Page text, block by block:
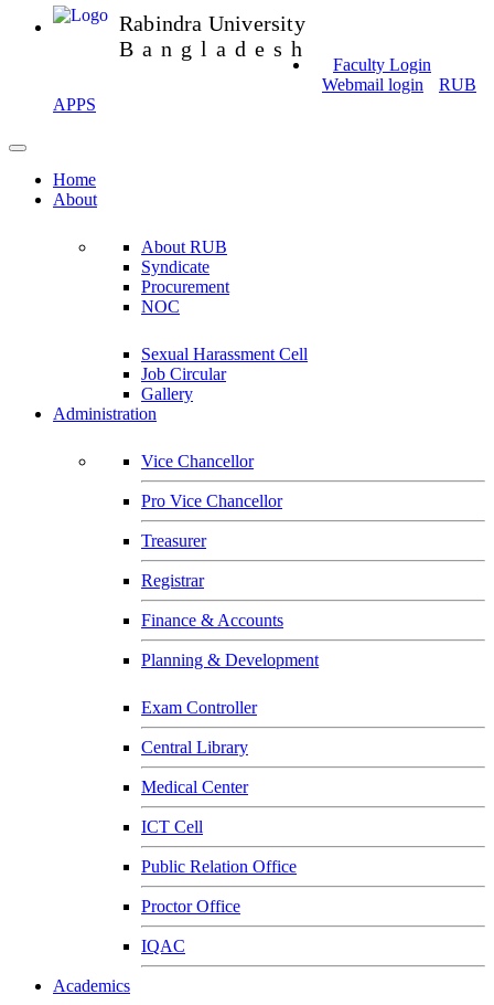
Rabindra University
Bangladesh
Faculty Login
Webmail login
RUB
APPS
Home
About
About RUB
Syndicate
Procurement
NOC
Sexual Harassment Cell
Job Circular
Gallery
Administration
Vice Chancellor
Pro Vice Chancellor
Treasurer
Registrar
Finance & Accounts
Planning & Development
Exam Controller
Central Library
Medical Center
ICT Cell
Public Relation Office
Proctor Office
IQAC
Academics